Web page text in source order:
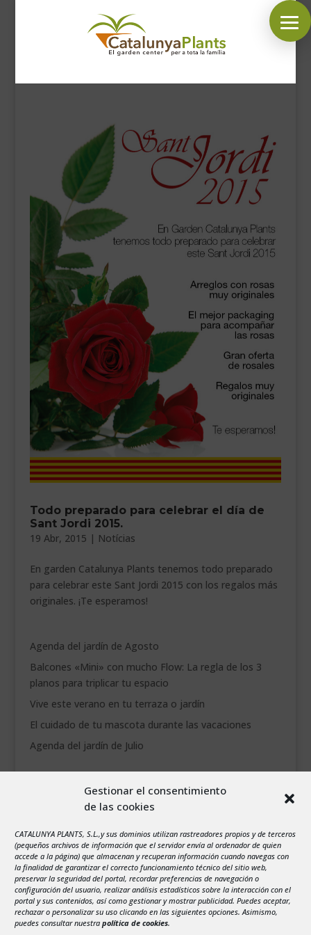
Gestionar el consentimiento
de las cookies
CATALUNYA PLANTS, S.L.,y sus dominios utilizan rastreadores propios y de terceros
(pequeños archivos de información que el servidor envía al ordenador de quien
accede a la página) que almacenan y recuperan información cuando navegas con
la finalidad de garantizar el correcto funcionamiento técnico del sitio web,
preservar la seguridad del portal, recordar preferencias de navegación o
configuración del usuario, realizar análisis estadísticos sobre la interacción con el
portal y sus contenidos, así como gestionar y mostrar publicidad. Puedes aceptar,
rechazar o personalizar su uso clicando en las siguientes opciones. Asimismo,
puedes consultar nuestra política de cookies.
SÍGUENOS EN:
COMPLEMENTOS JARDÍN
MASCOTAS
DECORACIÓN
HORARIO GARDEN
CONTACTAR
___________________________
VEURE EN CATALÀ
Todo preparado para celebrar el día de
Sant Jordi 2015.
19 Abr, 2015 | Notícias
En garden Catalunya Plants tenemos todo preparado
para celebrar este Sant Jordi 2015 con los regalos más
originales. ¡Te esperamos!
Agenda del jardín de Agosto
Balcones «Mini» con mucho Flow: La regla de los 3
planos para triplicar tu espacio
Vive este verano en tu terraza o jardín
El cuidado de tu mascota durante las vacaciones
Agenda del jardín de Julio
X J V S
3
4 5 6 7 8
9
10
11 12 13 14 15
16
17
18 19 20 21 22
23
24
25 26 27 28 29
30
31